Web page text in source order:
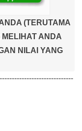
(TERUTAMA
ANDA
NILAI YANG